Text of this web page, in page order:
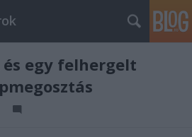
egy felhergelt